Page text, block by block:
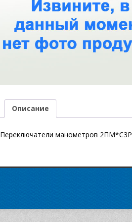
Описание
Переключатели манометров 2ПМ*С3Р